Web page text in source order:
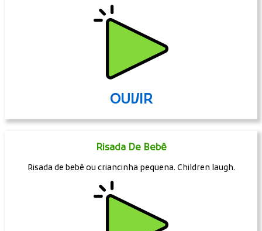
OUVIR
Risada De Bebê
Risada de bebê ou criancinha pequena. Children laugh.